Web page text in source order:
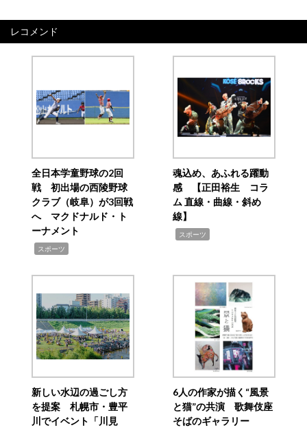
レコメンド
全日本学童野球の2回
戦 初出場の西陵野球
クラブ（岐阜）が3回戦
へ マクドナルド・ト
ーナメント
スポーツ
魂込め、あふれる躍動
感 【正田裕生 コラ
ム 直線・曲線・斜め
線】
スポーツ
新しい水辺の過ごし方
を提案 札幌市・豊平
川でイベント「川見
6人の作家が描く“風景
と猫”の共演 歌舞伎座
そばのギャラリー